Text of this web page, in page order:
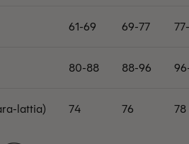
61-69 69-77
80-88 88-96
lattia) 74 76 78